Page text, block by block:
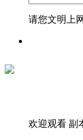
请您文明上
欢迎观看 副